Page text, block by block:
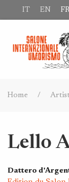
IT EN FR
Home
Lello
Dattero